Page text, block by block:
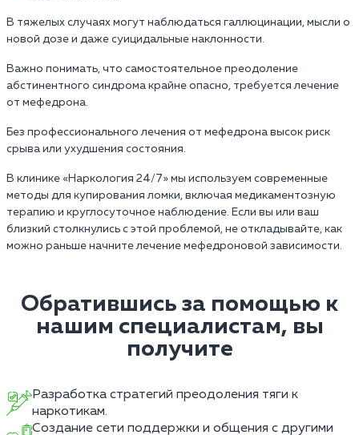
В тяжелых случаях могут наблюдаться галлюцинации, мысли о
новой дозе и даже суицидальные наклонности.
Важно понимать, что самостоятельное преодоление
абстинентного синдрома крайне опасно, требуется лечение
от мефедрона.
Без профессионального лечения от мефедрона высок риск
срыва или ухудшения состояния.
В клинике «Наркология 24/7» мы используем современные
методы для купирования ломки, включая медикаментозную
терапию и круглосуточное наблюдение. Если вы или ваш
близкий столкнулись с этой проблемой, не откладывайте, как
можно раньше начните лечение мефедроновой зависимости.
Обратившись за помощью к
нашим специалистам, вы
получите
Разработка стратегий преодоления тяги к
наркотикам.
Создание сети поддержки и общения с другими